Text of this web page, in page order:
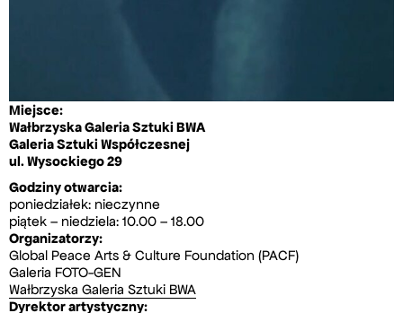
Miejsce:
Wałbrzyska Galeria Sztuki BWA
Galeria Sztuki Współczesnej
ul. Wysockiego 29
Godziny otwarcia:
poniedziałek: nieczynne
piątek – niedziela: 10.00 – 18.00
Organizatorzy:
Global Peace Arts & Culture Foundation (PACF)
Galeria FOTO-GEN
Wałbrzyska Galeria Sztuki BWA
Dyrektor artystyczny: